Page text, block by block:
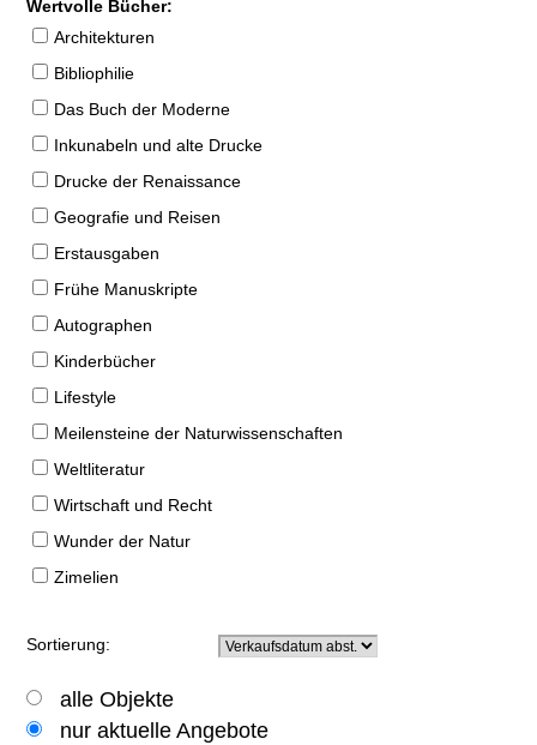
Wertvolle Bücher:
Architekturen
Bibliophilie
Das Buch der Moderne
Inkunabeln und alte Drucke
Drucke der Renaissance
Geografie und Reisen
Erstausgaben
Frühe Manuskripte
Autographen
Kinderbücher
Lifestyle
Meilensteine der Naturwissenschaften
Weltliteratur
Wirtschaft und Recht
Wunder der Natur
Zimelien
Sortierung:
alle Objekte
nur aktuelle Angebote